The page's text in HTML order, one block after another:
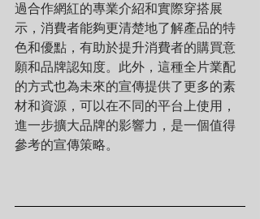
過合作網紅的專業介紹和實際穿搭展
示，消費者能夠更清楚地了解產品的特
色和優點，有助於提升消費者的購買意
願和品牌認知度。此外，這種全片業配
的方式也為未來的宣傳提供了更多的素
材和資源，可以在不同的平台上使用，
進一步擴大品牌的影響力，是一個值得
參考的宣傳策略。